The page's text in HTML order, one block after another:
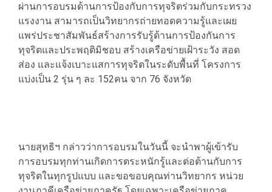
ผ่านการอบรมด้านการป้องกับการทุจริตร่วมกับกระทรวง
แรงงาน สามารถเป็นวิทยากรถ่ายทอดความรู้และเผย
แพร่ประชาสัมพันธ์สร้างการรับรู้ด้านการป้องกันการ
ทุจริตและประพฤติมิชอบ สร้างเครือข่ายเฝ้าระวัง สอด
ส่อง และแจ้งเบาะแสการทุจริตในระดับพื้นที่ โครงการ
แบ่งเป็น 2 รุ่น ๆ ละ 152คน จาก 76 จังหวัด
นายสุทธิฯ กล่าวว่าการอบรมในวันนี้ จะนำพาผู้เข้ารับ
การอบรมทุกท่านเกิดการตระหนักรู้และต่อต้านกับการ
ทุจริตในทุกรูปแบบ และขอขอบคุณท่านวิทยากร หน่วย